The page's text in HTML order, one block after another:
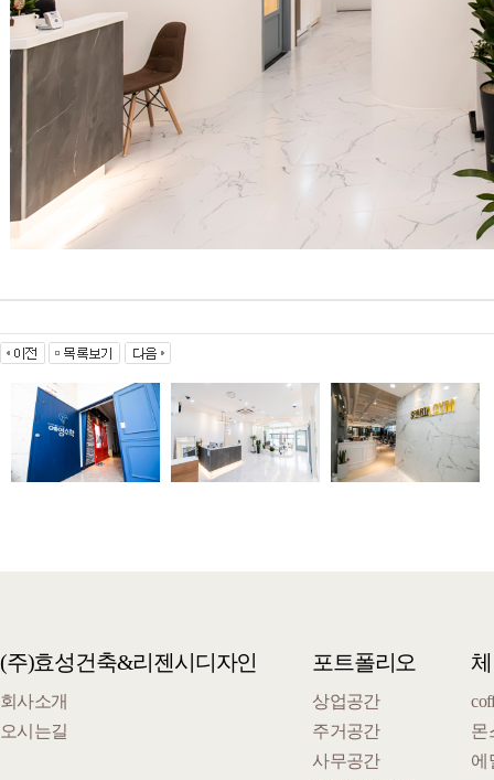
(주)효성건축&리젠시디자인
회사소개
오시는길
포트폴리오
상업공간
주거공간
사무공간
몬
에